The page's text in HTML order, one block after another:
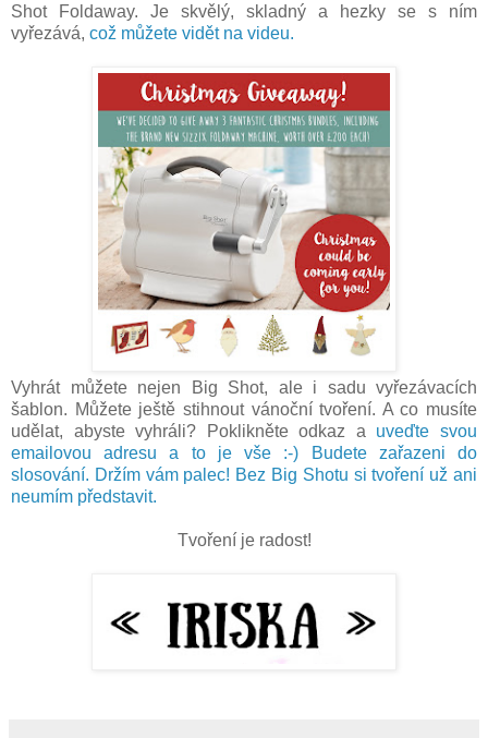
Shot Foldaway. Je skvělý, skladný a hezky se s ním
vyřezává, což můžete vidět na videu.
Vyhrát můžete nejen Big Shot, ale i sadu vyřezávacích
šablon. Můžete ještě stihnout vánoční tvoření. A co musíte
udělat, abyste vyhráli? Poklikněte odkaz a uveďte svou
emailovou adresu a to je vše :-) Budete zařazeni do
slosování. Držím vám palec! Bez Big Shotu si tvoření už ani
neumím představit.
Tvoření je radost!